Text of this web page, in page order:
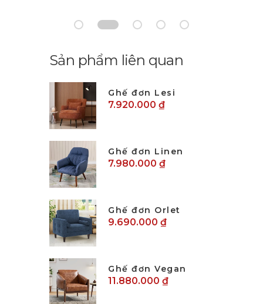
Sản phẩm liên quan
Ghế đơn Lesi
7.920.000 ₫
Ghế đơn Linen
7.980.000 ₫
Ghế đơn Orlet
9.690.000 ₫
Ghế đơn Vegan
11.880.000 ₫